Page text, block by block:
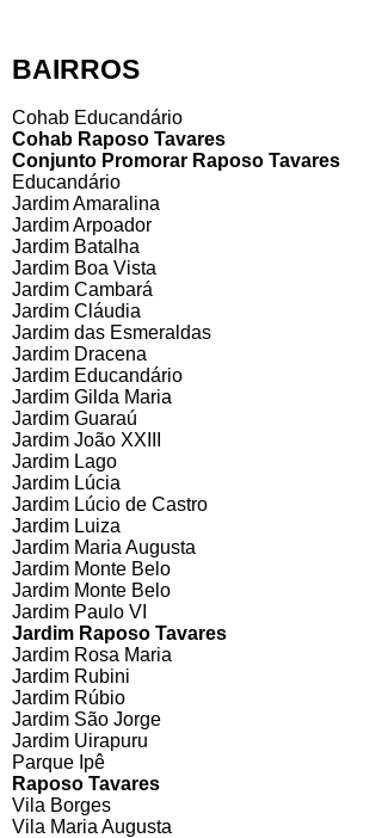
BAIRROS​
Cohab Educandário
Cohab Raposo Tavares
Conjunto Promorar Raposo Tavares
Educandário
Jardim Amaralina
Jardim Arpoador
Jardim Batalha
Jardim Boa Vista
Jardim Cambará
Jardim Cláudia
Jardim das Esmeraldas
Jardim Dracena
Jardim Educandário
Jardim Gilda Maria
Jardim Guaraú
Jardim João XXIII
Jardim Lago
Jardim Lúcia
Jardim Lúcio de Castro
Jardim Luiza
Jardim Maria Augusta
Jardim Monte Belo
Jardim Monte Belo
Jardim Paulo VI
Jardim Raposo Tavares
Jardim Rosa Maria
Jardim Rubini
Jardim Rúbio
Jardim São Jorge
Jardim Uirapuru
Parque Ipê
Raposo Tavares
Vila Borges
Vila Maria Augusta